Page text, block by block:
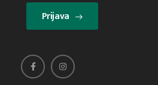
Prijava